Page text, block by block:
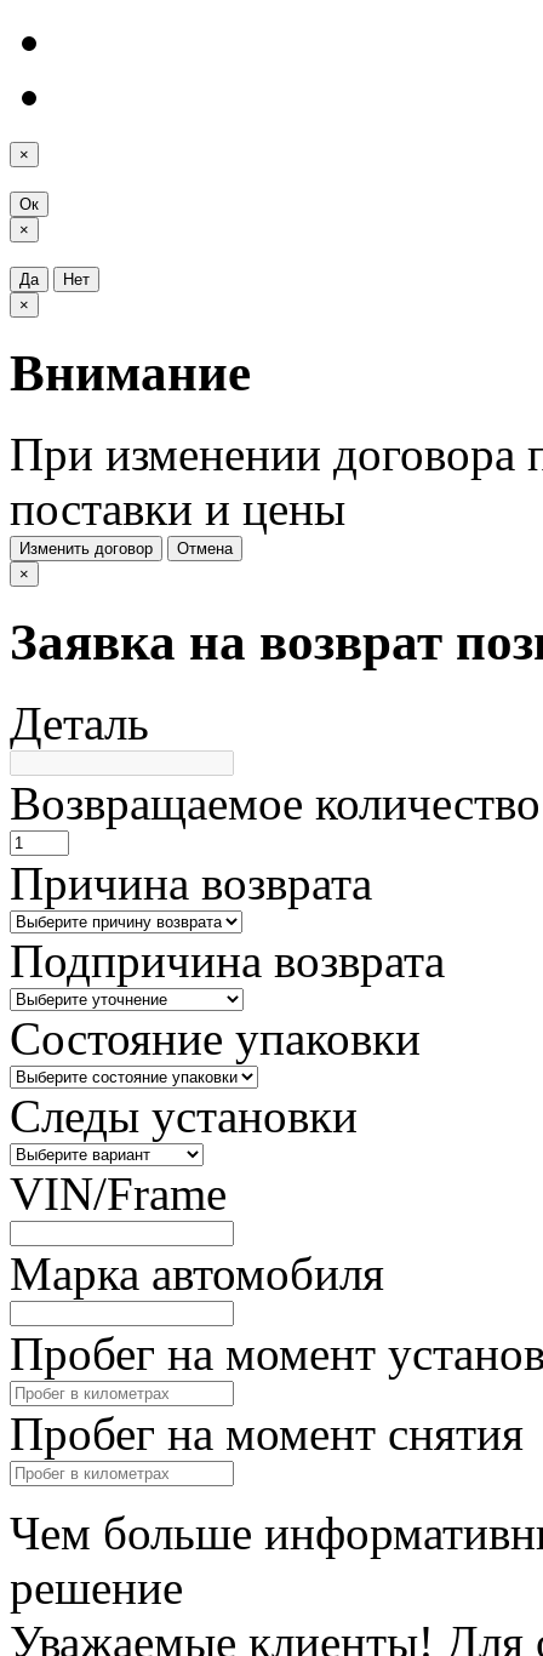
×
Ок
×
Да
Нет
×
Внимание
При изменении договора
поставки и цены
Изменить договор
Отмена
×
Заявка на возврат
Деталь
Возвращаемое количество
Причина возврата
Подпричина возврата
Состояние упаковки
Следы установки
VIN/Frame
Марка автомобиля
Пробег на момент
Пробег на момент снятия
Чем больше
решение
Уважаемые клиенты! Для